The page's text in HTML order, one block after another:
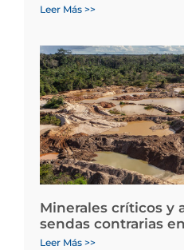
Leer Más >>
Minerales críticos y
sendas contrarias
Leer Más >>